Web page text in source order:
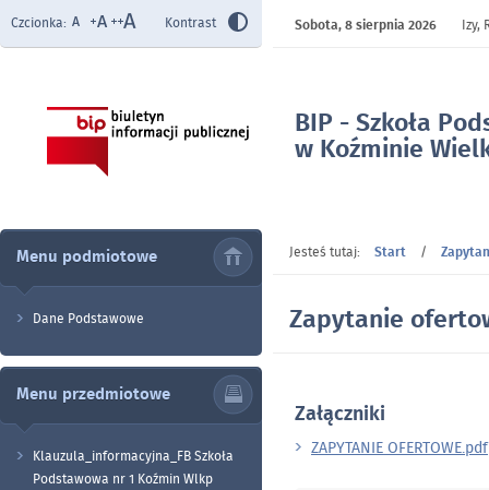
BIP - Szkoła
w Koźminie
Czcionka: Kontrast Sobota,8 sierpnia 2026 Izy,
Menu podmiotowe
Dane Podstawowe
Menu przedmiotowe
Klauzula_informacyjna_FB Szkoła
Podstawowa nr 1 Koźmin Wlkp
Jesteś tutaj: Start /
Zapytanie
Załączniki
ZAPYTANIE OFERTOWE.pdf